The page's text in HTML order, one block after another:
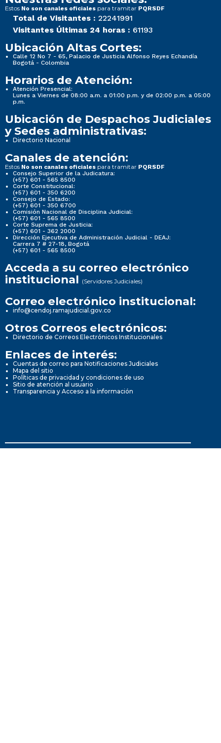
Estos No son canales oficiales para tramitar PQRSDF
Total de Visitantes : 22241991
Visitantes Últimas 24 horas : 61193
Ubicación Altas Cortes:
Calle 12 No 7 - 65, Palacio de Justicia Alfonso Reyes Echandía
Bogotá - Colombia
Horarios de Atención:
Atención Presencial:
Lunes a Viernes de 08:00 a.m. a 01:00 p.m. y de 02:00 p.m. a 05:00
p.m.
Ubicación de Despachos Judiciales
y Sedes administrativas:
Directorio Nacional
Canales de atención:
Estos No son canales oficiales para tramitar PQRSDF
Consejo Superior de la Judicatura:
(+57) 601 - 565 8500
Corte Constitucional:
(+57) 601 - 350 6200
Consejo de Estado:
(+57) 601 - 350 6700
Comisión Nacional de Disciplina Judicial:
(+57) 601 - 565 8500
Corte Suprema de Justicia:
(+57) 601 - 362 2000
Dirección Ejecutiva de Administración Judicial - DEAJ:
Carrera 7 # 27-18, Bogotá
(+57) 601 - 565 8500
Acceda a su correo electrónico
institucional (Servidores Judiciales)
Correo electrónico institucional:
info@cendoj.ramajudicial.gov.co
Otros Correos electrónicos:
Directorio de Correos Electrónicos Institucionales
Enlaces de interés:
Cuentas de correo para Notificaciones Judiciales
Mapa del sitio
Políticas de privacidad y condiciones de uso
Sitio de atención al usuario
Transparencia y Acceso a la información